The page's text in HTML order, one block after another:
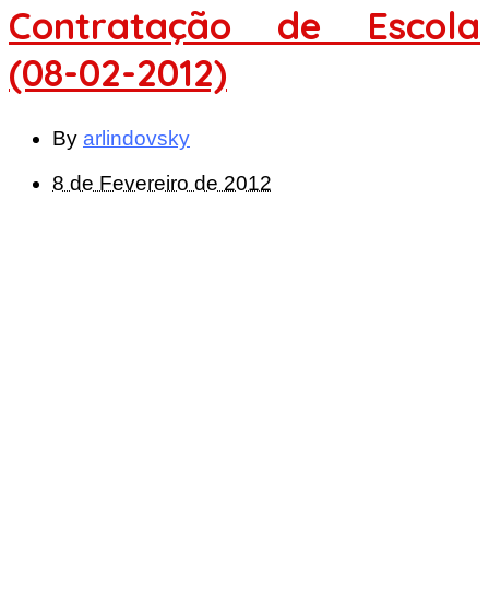
Contratação de Escola
(08-02-2012)
By arlindovsky
8 de Fevereiro de 2012